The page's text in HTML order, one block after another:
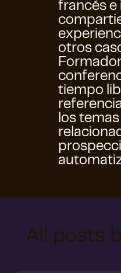
francés e
otros
tiempo
los temas
All posts